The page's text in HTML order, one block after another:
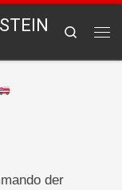
Search
der